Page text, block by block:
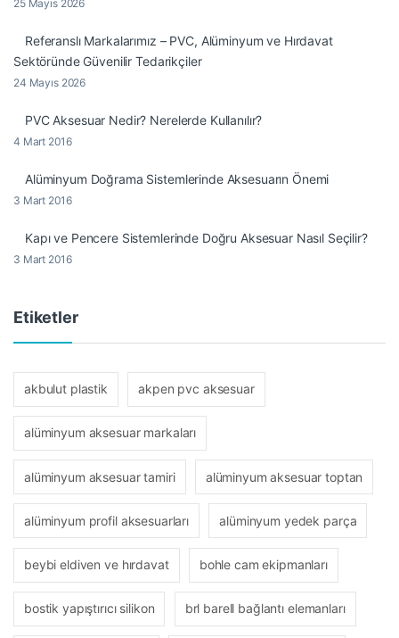
25 Mayıs 2026
Referanslı Markalarımız – PVC, Alüminyum ve Hırdavat
Sektöründe Güvenilir Tedarikçiler
24 Mayıs 2026
PVC Aksesuar Nedir? Nerelerde Kullanılır?
4 Mart 2016
Alüminyum Doğrama Sistemlerinde Aksesuarın Önemi
3 Mart 2016
Kapı ve Pencere Sistemlerinde Doğru Aksesuar Nasıl Seçilir?
3 Mart 2016
Etiketler
akbulut plastik akpen pvc aksesuar
alüminyum aksesuar markaları
alüminyum aksesuar tamiri alüminyum aksesuar toptan
alüminyum profil aksesuarları alüminyum yedek parça
beybi eldiven ve hırdavat bohle cam ekipmanları
bostik yapıştırıcı silikon brl barell bağlantı elemanları